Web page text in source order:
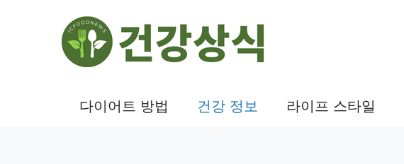
다이어트 방법 건강 정보 라이프 스타일